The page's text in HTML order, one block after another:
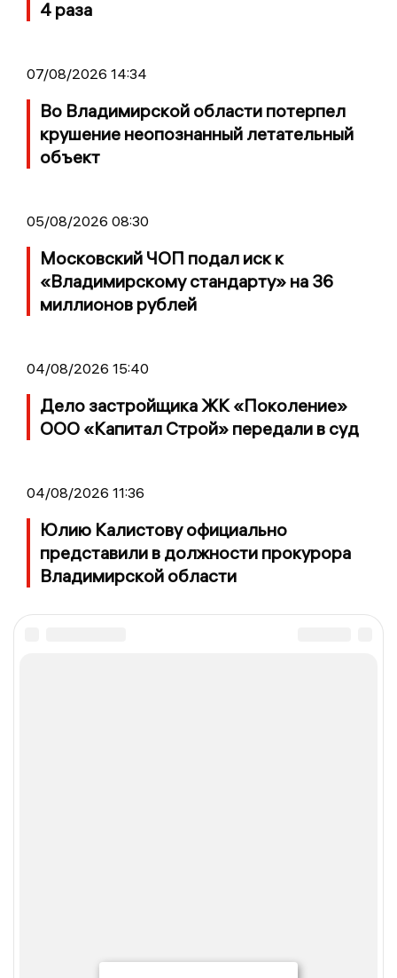
4 раза
07/08/2026 14:34
Во Владимирской области потерпел
крушение неопознанный летательный
объект
05/08/2026 08:30
Московский ЧОП подал иск к
«Владимирскому стандарту» на 36
миллионов рублей
04/08/2026 15:40
Дело застройщика ЖК «Поколение»
ООО «Капитал Строй» передали в суд
04/08/2026 11:36
Юлию Калистову официально
представили в должности прокурора
Владимирской области